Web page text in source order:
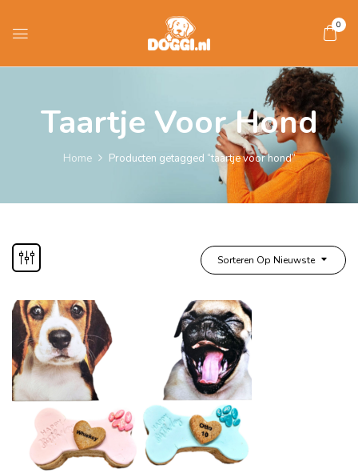
0
Taartje Voor Hond
Home Producten getagged “taartje voor hond”
Sorteren Op Nieuwste